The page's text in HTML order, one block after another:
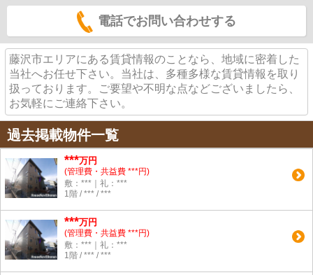
電話でお問い合わせする
藤沢市エリアにある賃貸情報のことなら、地域に密着した
当社へお任せ下さい。当社は、多種多様な賃貸情報を取り
扱っております。ご要望や不明な点などございましたら、
お気軽にご連絡下さい。
過去掲載物件一覧
***万円
(管理費・共益費 ***円)
敷：***｜礼：***
1階 / *** / ***
***万円
(管理費・共益費 ***円)
敷：***｜礼：***
1階 / *** / ***